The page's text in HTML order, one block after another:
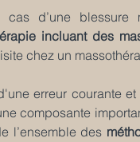
cas d’une blessure
incluant des
chez un
erreur courante
composante
l’ensemble des